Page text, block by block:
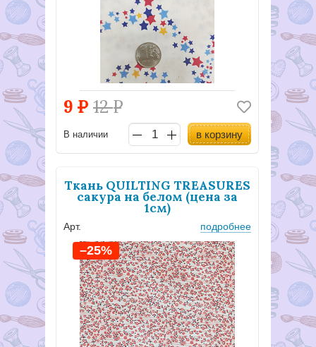
9 Р 12Р
В наличии в корзину
Ткань QUILTING TREASURES
сакура на белом (цена за
1см)
Арт. подробнее
–25%